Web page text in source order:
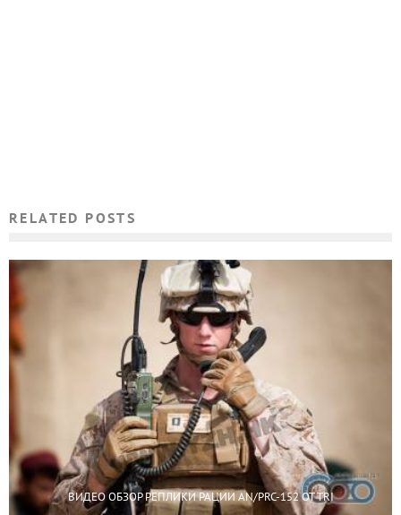
RELATED POSTS
ВИДЕО ОБЗОР РЕПЛИКИ РАЦИИ AN/PRC-152 ОТ TRI